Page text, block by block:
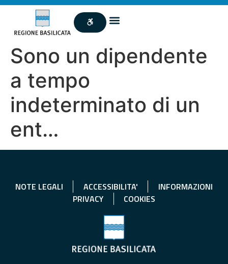
Sono un dipendente
a tempo
indeterminato di un
ent…
NOTE LEGALI ACCESSIBILITA'
INFORMAZIONI
PRIVACY
COOKIES